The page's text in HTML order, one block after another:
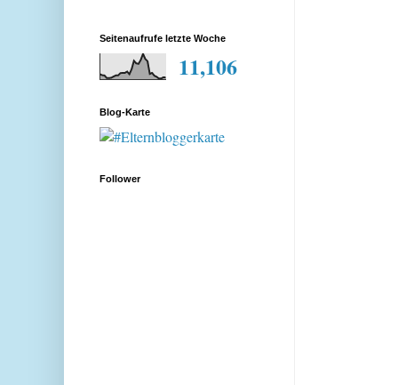
Seitenaufrufe letzte Woche
11,106
Blog-Karte
Follower